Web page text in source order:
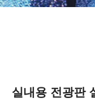
실내용 전광판